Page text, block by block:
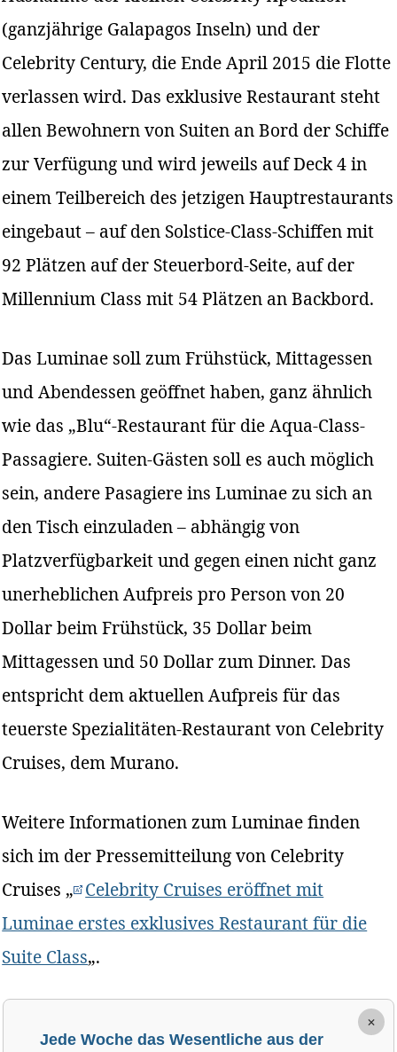
(ganzjährige Galapagos Inseln) und der
Celebrity Century, die Ende April 2015 die Flotte
verlassen wird. Das exklusive Restaurant steht
allen Bewohnern von Suiten an Bord der Schiffe
zur Verfügung und wird jeweils auf Deck 4 in
einem Teilbereich des jetzigen Hauptrestaurants
eingebaut – auf den Solstice-Class-Schiffen mit
92 Plätzen auf der Steuerbord-Seite, auf der
Millennium Class mit 54 Plätzen an Backbord.
Das Luminae soll zum Frühstück, Mittagessen
und Abendessen geöffnet haben, ganz ähnlich
wie das „Blu“-Restaurant für die Aqua-Class-
Passagiere. Suiten-Gästen soll es auch möglich
sein, andere Pasagiere ins Luminae zu sich an
den Tisch einzuladen – abhängig von
Platzverfügbarkeit und gegen einen nicht ganz
unerheblichen Aufpreis pro Person von 20
Dollar beim Frühstück, 35 Dollar beim
Mittagessen und 50 Dollar zum Dinner. Das
entspricht dem aktuellen Aufpreis für das
teuerste Spezialitäten-Restaurant von Celebrity
Cruises, dem Murano.
Weitere Informationen zum Luminae finden
sich im der Pressemitteilung von Celebrity
Cruises „ Celebrity Cruises eröffnet mit
Luminae erstes exklusives Restaurant für die
Suite Class„.
×
Jede Woche das Wesentliche aus der